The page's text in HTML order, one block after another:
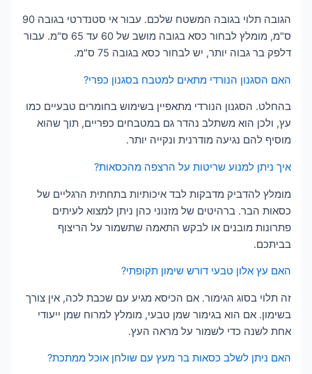
הגובה תלוי בגובה המשטח שלכם. עבור אי סטנדרטי בגובה 90
ס"מ, מומלץ לבחור כסא בגובה מושב של 60 עד 65 ס"מ. עבור
דלפק בר גבוה יותר, יש לבחור כסא בגובה 75 ס"מ.
האם הסגנון הנורדי מתאים למטבח בסגנון כפרי?
בהחלט. הסגנון הנורדי מתאפיין בשימוש בחומרים טבעיים כמו
עץ, ולכן הוא משתלב נהדר גם במטבחים כפריים, תוך שהוא
מוסיף להם נגיעה מודרנית ונקייה יותר.
איך ניתן למנוע שריטות על הרצפה מהכסאות?
מומלץ להדביק מדבקות לבד איכותיות בתחתית הרגליים של
כסאות הבר. ברהיטים של מזנוני כהן ניתן למצוא לעיתים
פתרונות מובנים או לבקש התאמה שתשמור על הריצוף
בביתכם.
האם עץ אלון טבעי דורש שימון תקופתי?
זה תלוי בסוג הגימור. אם הכיסא מגיע עם שכבת לכה, אין צורך
בשימון. אם הוא בגימור שמן טבעי, מומלץ למרוח שמן ייעודי
אחת לשנה כדי לשמור על מראה העץ.
האם ניתן לשלב כסאות בר מעץ עם שולחן אוכל ממתכת?